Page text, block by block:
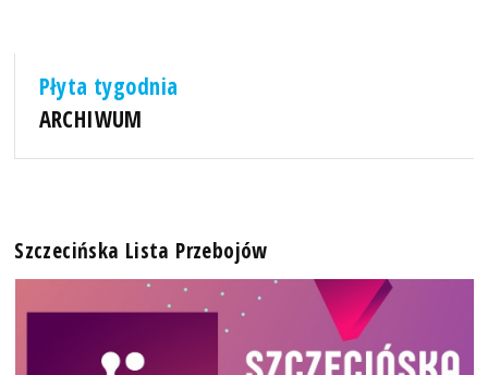
Płyta tygodnia
ARCHIWUM
Szczecińska Lista Przebojów